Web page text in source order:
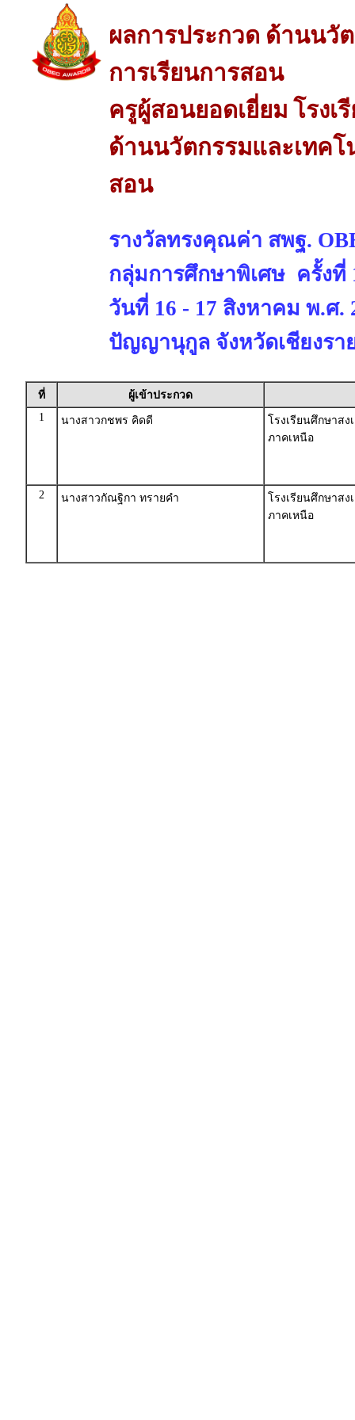
ผลการประกวด ด้านนวั
การเรียนการสอน
ครูผู้สอนยอดเยี่ยม โรงเ
ด้านนวัตกรรมและเทคโ
สอน
รางวัลทรงคุณค่า สพฐ.
กลุ่มการศึกษาพิเศษ ครั้งที่
วันที่ 16 - 17 สิงหาคม พ.ศ.
ปัญญานุกูล จังหวัดเชียงรา
ที่
ผู้เข้าประกวด
1
นางสาวกชพร คิดดี
โรงเรียนศึกษาส
ภาคเหนือ
2 นางสาวกัณฐิกา ทรายคำ
โรงเรียนศึกษาสง
ภาคเหนือ